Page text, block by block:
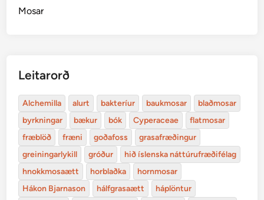
Mosar
Leitarorð
Alchemilla alurt bakteríur baukmosar
blaðmosar
byrkningar
bækur bók Cyperaceae
flatmosar
fræblöð
fræni goðafoss
grasafræðingur
greiningarlykill
gróður
hið íslenska náttúrufræðifélag
hnokkmosaætt
horblaðka
hornmosar
Hákon Bjarnason
hálfgrasaætt
háplöntur